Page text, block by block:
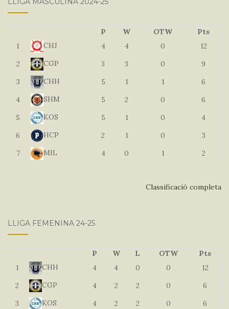
P W OTW
Pts
1
CHJ 4 4 0
12
2
CGP 3 3 0
9
3
CHH 5 1 1
6
4
SHM 5 2 0
6
5
KOS 5 1 0
4
6
HCP 2 1 0
3
7
MIL 4 0 1 2
Classificació completa
LLIGA FEMENINA 24-25
P W L OTW
Pts
1
CHH 4 4 0 0
12
2
CGP 4 2 2 0
6
3
KOS 4 2 2 0
6